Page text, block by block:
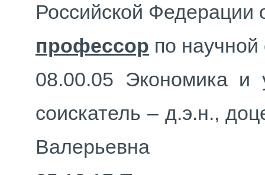
Российской Федерации
профессор по
08.00.05 Экономика и
соискатель – д.э.н.,
Валерьевна